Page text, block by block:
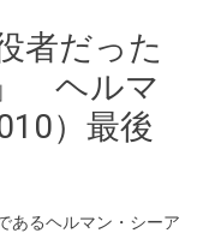
者だった
ヘルマ
）最後
あるヘルマン・シーア